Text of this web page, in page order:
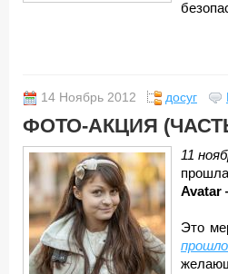
14 Ноябрь 2012 досуг
ФОТО-АКЦИЯ
11
Avatar
Это